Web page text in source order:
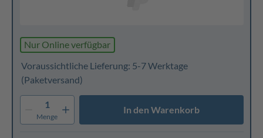
Nur Online verfügbar
Voraussichtliche Lieferung: 5-7 Werktage
(Paketversand)
1
Menge
In den Warenkorb